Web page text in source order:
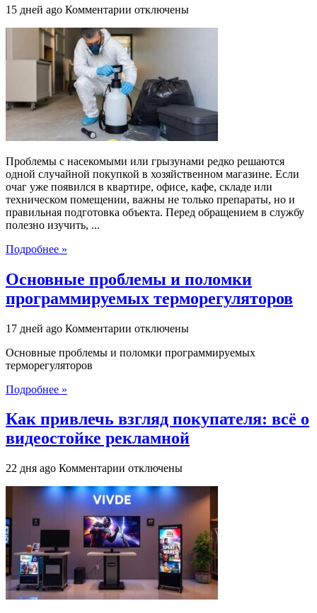
15 дней ago Комментарии к
Дезинсекция
дератизация:
как
подготовить
помещение
к
профессиональной
обработке
отключены
Проблемы с насекомыми или грызунами редко решаются
одной случайной покупкой в хозяйственном магазине. Если
очаг уже появился в квартире, офисе, кафе, складе или
техническом помещении, важны не только препараты, но и
правильная подготовка объекта. Перед обращением в службу
полезно изучить, ...
Подробнее »
Основные проблемы и поломки
программируемых терморегуляторов
17 дней ago Комментарии к
Основные
терморегуляторов
отключены
Основные проблемы и поломки программируемых
терморегуляторов
Подробнее »
Как привлечь взгляд покупателя: всё о
видеостойке рекламной
22 дня ago Комментарии к
Как
привлечь
взгляд
покупателя:
всё
о
видеостойке
рекламной
отключены